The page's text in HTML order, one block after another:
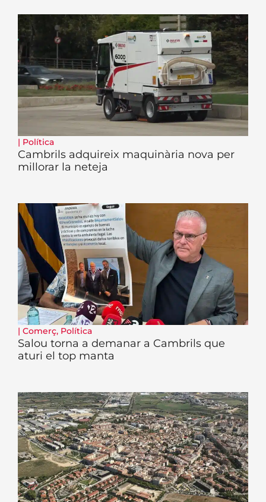
| Política
Cambrils adquireix maquinària nova per
millorar la neteja
| Comerç, Política
Salou torna a demanar a Cambrils que
aturi el top manta